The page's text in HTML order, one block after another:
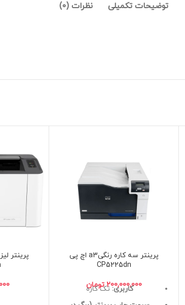
توضیحات تکمیلی نظرات (0)
پرینتر سه کاره رنگیa3 اچ پی
CP5225dn
تومان کاربری: تک کاره
پرینتر